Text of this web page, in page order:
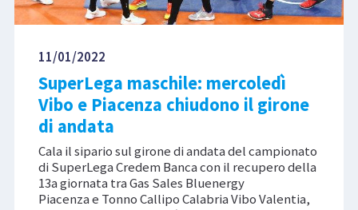
11/01/2022
SuperLega maschile: mercoledì
Vibo e Piacenza chiudono il girone
di andata
Cala il sipario sul girone di andata del campionato
di SuperLega Credem Banca con il recupero della
13a giornata tra Gas Sales Bluenergy
Piacenza e Tonno Callipo Calabria Vibo Valentia,